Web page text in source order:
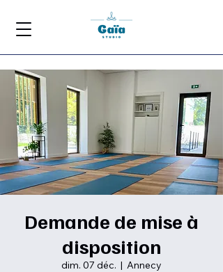
Demande de mise à
disposition
dim. 07 déc.
  |
Annecy